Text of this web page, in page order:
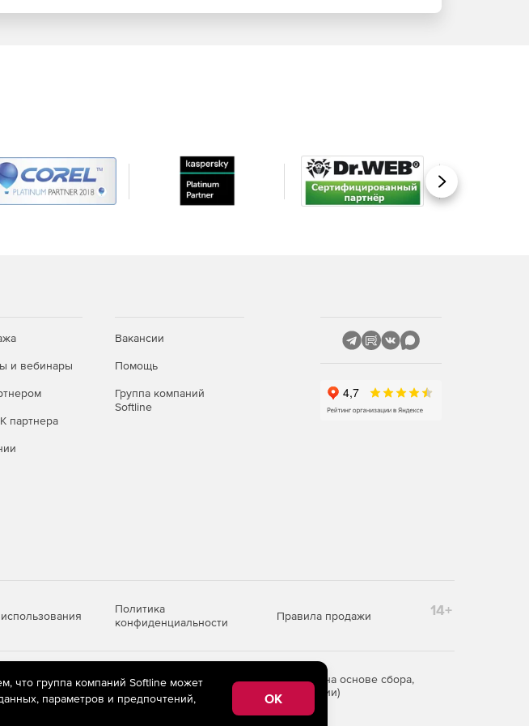
Вперед
и вебинары
партнера
Вакансии
Помощь
Группа компаний
Softline
Политика
конфиденциальности
Правила продажи 14+
технологии предоставления информации на основе сбора,
находящихся на территории Российской Федерации)
что группа компаний Softline может
параметров и предпочтений,
OK